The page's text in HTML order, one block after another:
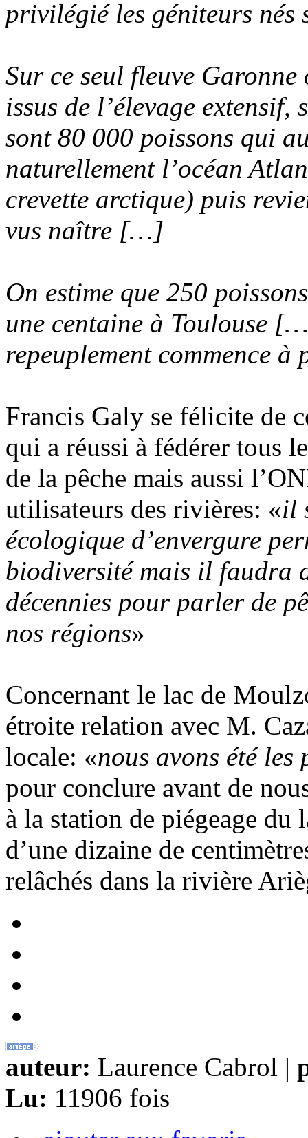
privilégié les géniteurs
Sur ce seul fleuve
issus de l’élevage
sont 80 000 poissons qui
naturellement l’océan
crevette arctique) puis
vus naître […]
On estime que 250
une centaine à Toulouse
repeuplement commence à
Francis Galy se félicite de
qui a réussi à fédérer tous
de la pêche mais aussi
utilisateurs des rivières: «il
écologique d’envergure
biodiversité mais il faudra
décennies pour parler de
nos régions»
Concernant le lac de
étroite relation avec M.
locale: «nous avons été les
pour conclure avant de
à la station de piégeage du
d’une dizaine de
relâchés dans la rivière
auteur: Laurence Cabrol |
Lu: 11906 fois